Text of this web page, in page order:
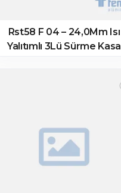
Rst58 F 04 – 24,0Mm Isı
Yalıtımlı 3Lü Sürme Kasa